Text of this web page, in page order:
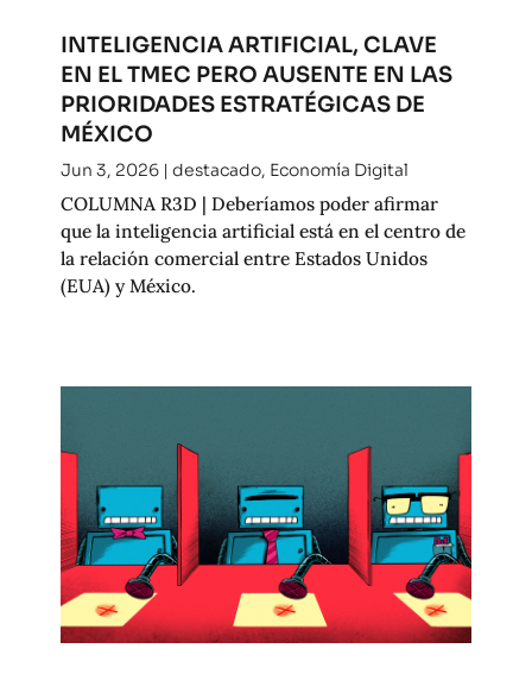
INTELIGENCIA ARTIFICIAL, CLAVE
EN EL TMEC PERO AUSENTE EN LAS
PRIORIDADES ESTRATÉGICAS DE
MÉXICO
Jun 3, 2026| destacado, Economía Digital
COLUMNA R3D | Deberíamos poder afirmar
que la inteligencia artificial está en el centro de
la relación comercial entre Estados Unidos
(EUA) y México.